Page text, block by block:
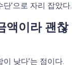
’으로 자리 잡았다.
액이라 괜찮
낮다’는 점이다.